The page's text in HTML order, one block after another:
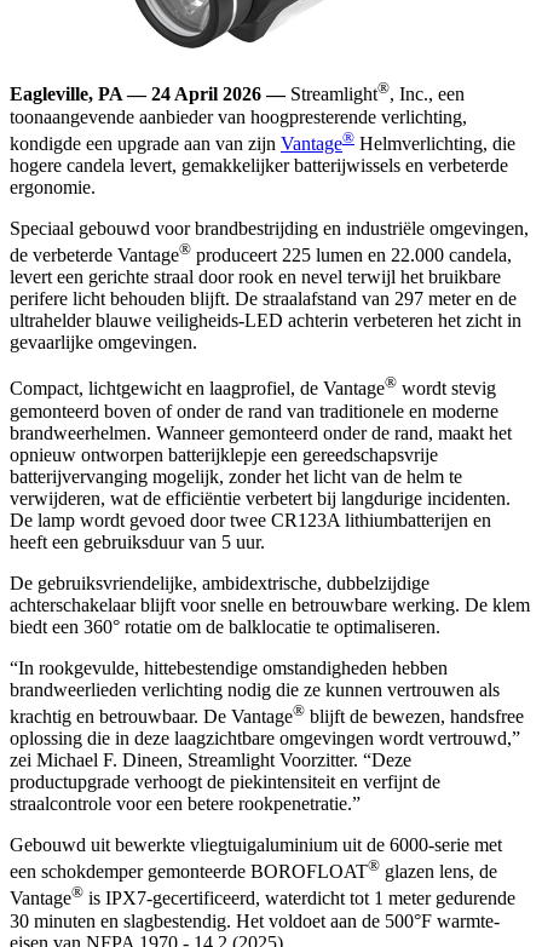
Eagleville, PA — 24 April 2026 —Streamlight®, Inc., een
toonaangevende aanbieder van hoogpresterende verlichting,
kondigde een upgrade aan van zijn Vantage® Helmverlichting, die
hogere candela levert, gemakkelijker batterijwissels en verbeterde
ergonomie.
Speciaal gebouwd voor brandbestrijding en industriële omgevingen,
de verbeterde Vantage® produceert 225 lumen en 22.000 candela,
levert een gerichte straal door rook en nevel terwijl het bruikbare
perifere licht behouden blijft. De straalafstand van 297 meter en de
ultrahelder blauwe veiligheids-LED achterin verbeteren het zicht in
gevaarlijke omgevingen.
Compact, lichtgewicht en laagprofiel, de Vantage® wordt stevig
gemonteerd boven of onder de rand van traditionele en moderne
brandweerhelmen. Wanneer gemonteerd onder de rand, maakt het
opnieuw ontworpen batterijklepje een gereedschapsvrije
batterijvervanging mogelijk, zonder het licht van de helm te
verwijderen, wat de efficiëntie verbetert bij langdurige incidenten.
De lamp wordt gevoed door twee CR123A lithiumbatterijen en
heeft een gebruiksduur van 5 uur.
De gebruiksvriendelijke, ambidextrische, dubbelzijdige
achterschakelaar blijft voor snelle en betrouwbare werking. De klem
biedt een 360° rotatie om de balklocatie te optimaliseren.
“In rookgevulde, hittebestendige omstandigheden hebben
brandweerlieden verlichting nodig die ze kunnen vertrouwen als
krachtig en betrouwbaar. De Vantage® blijft de bewezen, handsfree
oplossing die in deze laagzichtbare omgevingen wordt vertrouwd,”
zei Michael F. Dineen, Streamlight Voorzitter. “Deze
productupgrade verhoogt de piekintensiteit en verfijnt de
straalcontrole voor een betere rookpenetratie.”
Gebouwd uit bewerkte vliegtuigaluminium uit de 6000-serie met
een schokdemper gemonteerde BOROFLOAT® glazen lens, de
Vantage® is IPX7-gecertificeerd, waterdicht tot 1 meter gedurende
30 minuten en slagbestendig. Het voldoet aan de 500°F warmte-
eisen van NFPA 1970 - 14.2 (2025).